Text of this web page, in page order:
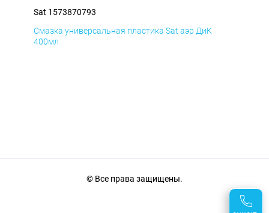
Sat 1573870793
Смазка универсальная пластика Sat аэр ДиК
400мл
© Все права защищены.